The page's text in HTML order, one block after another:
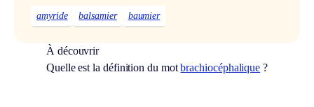
amyride balsamier baumier
À découvrir
Quelle est la définition du motbrachiocéphalique ?